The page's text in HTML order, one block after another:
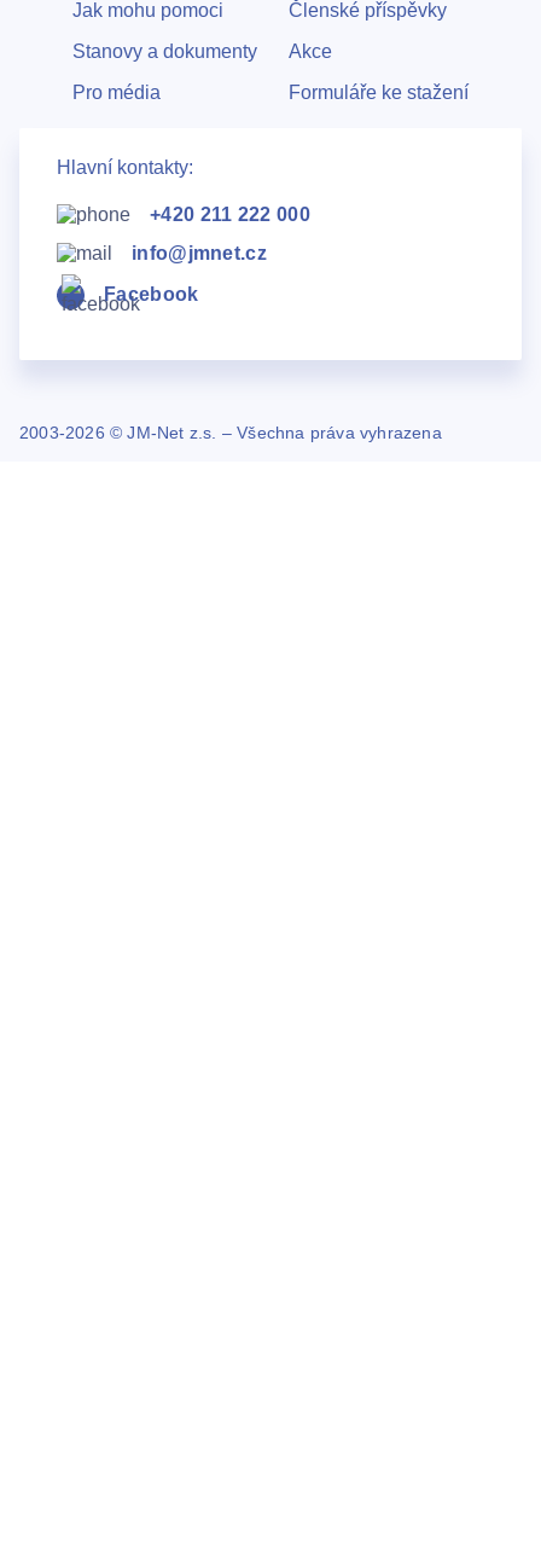
Jak mohu pomoci
Stanovy a dokumenty
Pro média
Členské příspěvky
Akce
Formuláře ke stažení
Hlavní kontakty:
+420 211 222 000
info@jmnet.cz
Facebook
2003-2026 © JM-Net z.s. – Všechna práva vyhrazena